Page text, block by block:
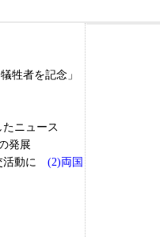
牲者を記念」
ニュース
発展
活動に (2)両国